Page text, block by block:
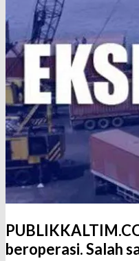
beroperasi. Salah